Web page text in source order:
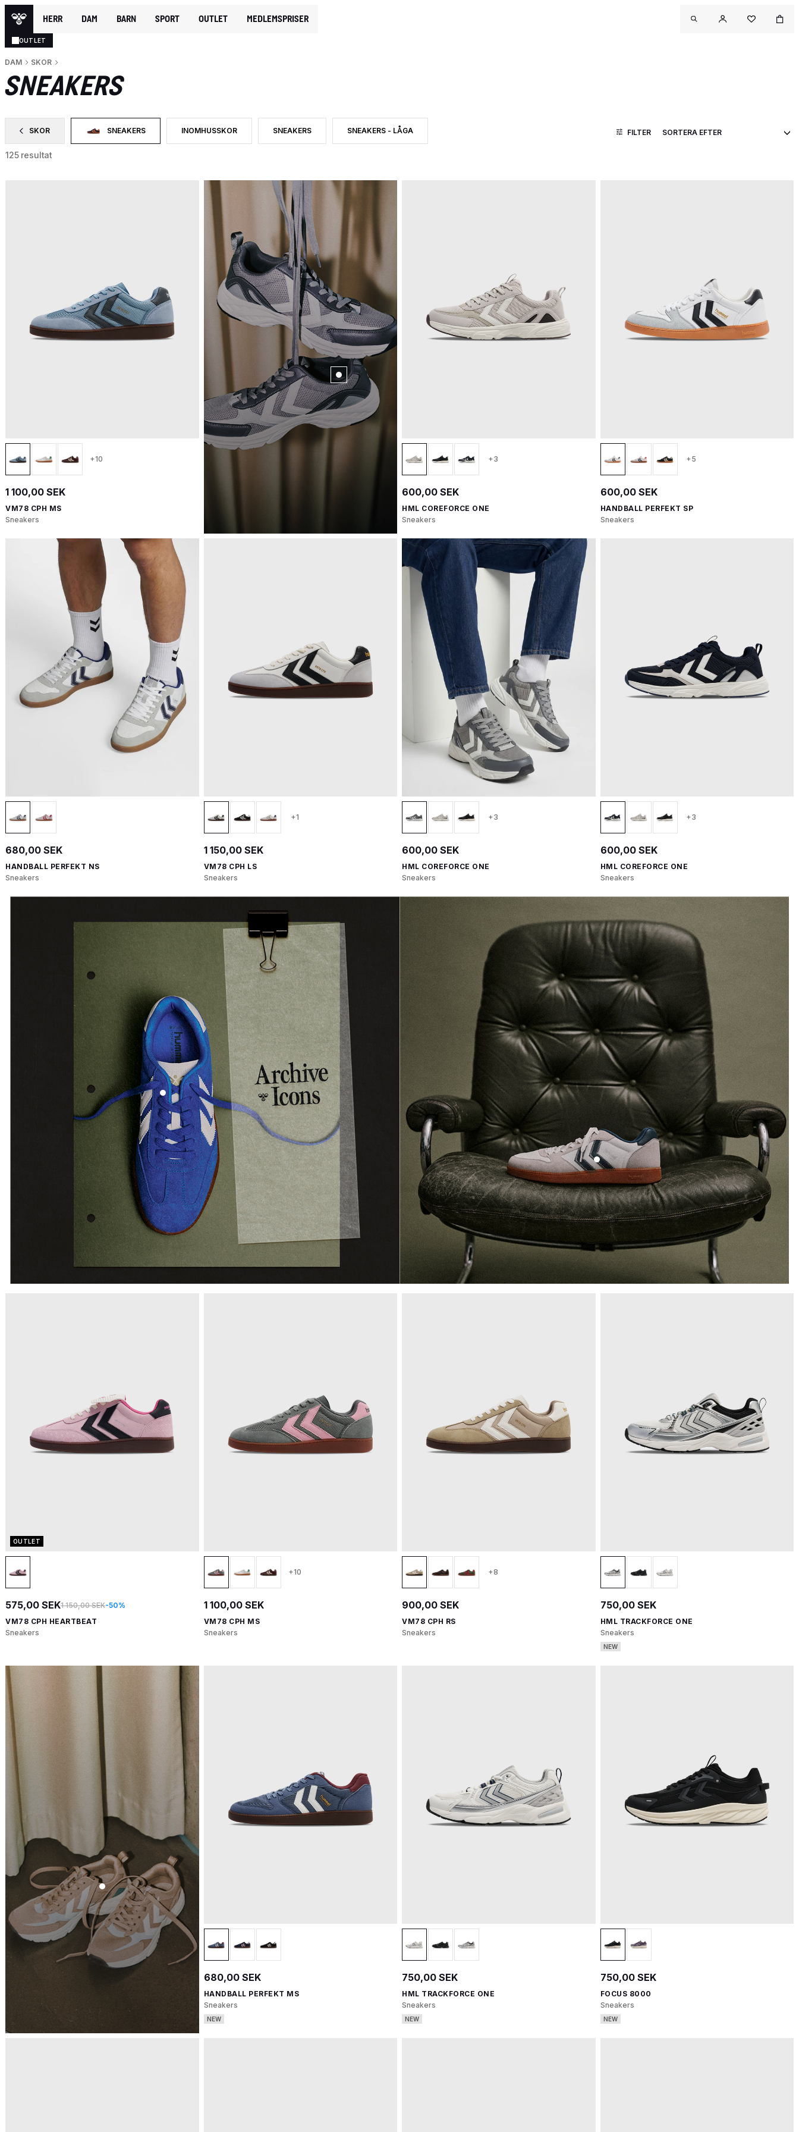
HERR DAM BARN SPORT OUTLET MEDLEMSPRISER
OUTLET
DAM SKOR
SNEAKERS
SKOR
SORTERA EFTER CATEGORY: SKOR
SNEAKERS
VALD FÖR NÄRVARANDE SORTERAS DET EFTER CATEGORY: SNEAKERS
INOMHUSSKOR
SORTERA EFTER PRODUKTTYP: INOMHUSSKOR
SNEAKERS
SORTERA EFTER PRODUKTTYP: SNEAKERS
SNEAKERS - LÅGA
SORTERA EFTER PRODUKTTYP: SNEAKERS - LÅGA FILTER
125 resultat
+10
1 100,00 SEK
VM78 CPH MS
Sneakers
+3
600,00 SEK
HML COREFORCE ONE
Sneakers
+5
600,00 SEK
HANDBALL PERFEKT SP
Sneakers
680,00 SEK
HANDBALL PERFEKT NS
Sneakers
+1
1 150,00 SEK
VM78 CPH LS
Sneakers
+3
600,00 SEK
HML COREFORCE ONE
Sneakers
+3
600,00 SEK
HML COREFORCE ONE
Sneakers
OUTLET
575,00 SEK1 150,00 SEK-50%
VM78 CPH HEARTBEAT
Sneakers
+10
1 100,00 SEK
VM78 CPH MS
Sneakers
+8
900,00 SEK
VM78 CPH RS
Sneakers
750,00 SEK
HML TRACKFORCE ONE
Sneakers
NEW
680,00 SEK
HANDBALL PERFEKT MS
Sneakers
NEW
750,00 SEK
HML TRACKFORCE ONE
Sneakers
NEW
750,00 SEK
FOCUS 8000
Sneakers
NEW